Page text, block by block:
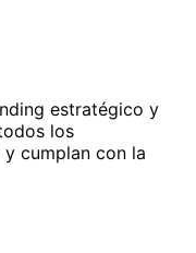
estratégico y
los
cumplan con la